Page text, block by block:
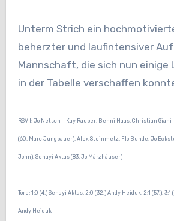
Unterm Strich ein
beherzter und laufintensiver
Mannschaft, die sich nun
in der Tabelle verschaffen
RSV I: Jo Netsch – Kay Rauber, Benni Haas, Christian Giani
(60. Marc Jungbauer), Alex Steinmetz, Flo Bunde, Jo
John), Senayi Aktas (83. Jo Märzhäuser)
Tore: 1:0 (4.) Senayi Aktas, 2:0 (32.) Andy Heiduk, 2:1 (57.), 3:1
Andy Heiduk